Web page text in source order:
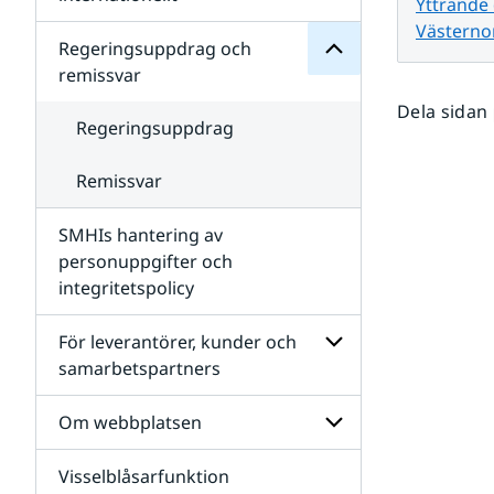
organisation
Undersidor
för
Samverkan
internationellt
Regeringsuppdrag och
remissvar
Regeringsuppdrag
Remissvar
SMHIs hantering av
personuppgifter och
integritetspolicy
För leverantörer, kunder och
samarbetspartners
Undersidor
för
Om webbplatsen
Visselblåsarfunktion
Dela sidan